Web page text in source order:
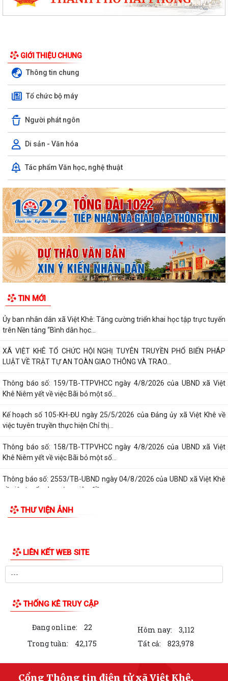
GIỚI THIỆU CHUNG
Thông tin chung
Tổ chức bộ máy
Người phát ngôn
Di sản - Văn hóa
Tác phẩm Văn học, nghệ thuật
TIN MỚI
Ủy ban nhân dân xã Việt Khê: Tăng cường triển khai học tập trực tuyến
trên Nền tảng “Bình dân học...
XÃ VIỆT KHÊ TỔ CHỨC HỘI NGHỊ TUYÊN TRUYỀN PHỔ BIẾN PHÁP
LUẬT VỀ TRẬT TỰ AN TOÀN GIAO THÔNG VÀ TRAO...
Thông báo số: 159/TB-TTPVHCC ngày 4/8/2026 của UBND xã Việt
Khê Niêm yết về việc Bãi bỏ một số...
Kế hoạch số 105-KH-ĐU ngày 25/5/2026 của Đảng ủy xã Việt Khê về
việc tuyên truyền thực hiện Chỉ thị...
Thông báo số: 158/TB-TTPVHCC ngày 4/8/2026 của UBND xã Việt
Khê Niêm yết về việc Bãi bỏ một số...
Thông báo số: 2553/TB-UBND ngày 04/8/2026 của UBND xã Việt Khê
về việc tuyển chọn ứng viên điều...
THƯ VIỆN ẢNH